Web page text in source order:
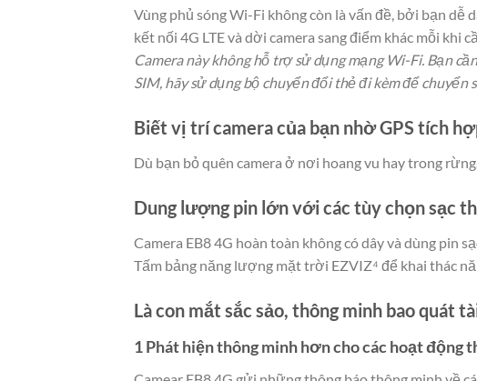
Vùng phủ sóng Wi-Fi không còn là vấn đề, bởi bạn dễ
kết nối 4G LTE và dời camera sang điểm khác mỗi khi
Camera này không hỗ trợ sử dụng mạng Wi-Fi. Bạn
SIM, hãy sử dụng bộ chuyển đổi thẻ đi kèm để chuyển
Biết vị trí camera của bạn nhờ GPS tích
Dù bạn bỏ quên camera ở nơi hoang vu hay trong
Dung lượng pin lớn với các tùy chọn sạc
Camera EB8 4G hoàn toàn không có dây và dùng
Tấm bảng năng lượng mặt trời EZVIZ⁴ để khai thác
Là con mắt sắc sảo, thông minh bao quát
1 Phát hiện thông minh hơn cho các hoạt động